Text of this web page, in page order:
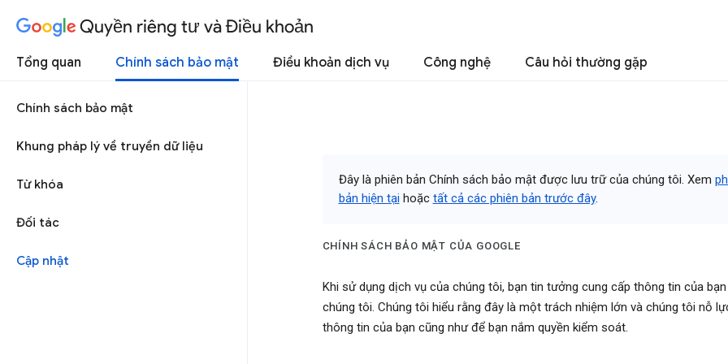
Quyền riêng tư và Điều khoản
Tổng quan Chính sách bảo mật Điều khoản dịch vụ Công nghệ Câu hỏi thường gặp
Chính sách bảo mật
Khung pháp lý về truyền dữ liệu
Từ khóa
Đối tác
Cập nhật
Đây là phiên bản Chính sách bảo mật được lưu trữ của chúng tôi. Xem
bản hiện tại hoặc tất cả các phiên bản trước đây.
CHÍNH SÁCH BẢO MẬT CỦA GOOGLE
Khi sử dụng dịch vụ của chúng tôi, bạn tin tưởng cung cấp thông tin của
chúng tôi. Chúng tôi hiểu rằng đây là một trách nhiệm lớn và chúng tôi nỗ
thông tin của bạn cũng như để bạn nắm quyền kiểm soát.